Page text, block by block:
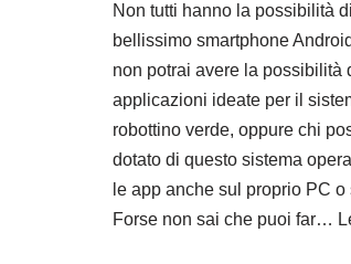
Non tutti hanno la possibilità
bellissimo smartphone
non potrai avere la possibilità
applicazioni ideate per il
robottino verde, oppure chi
dotato di questo sistema
le app anche sul proprio PC
Forse non sai che puoi far…